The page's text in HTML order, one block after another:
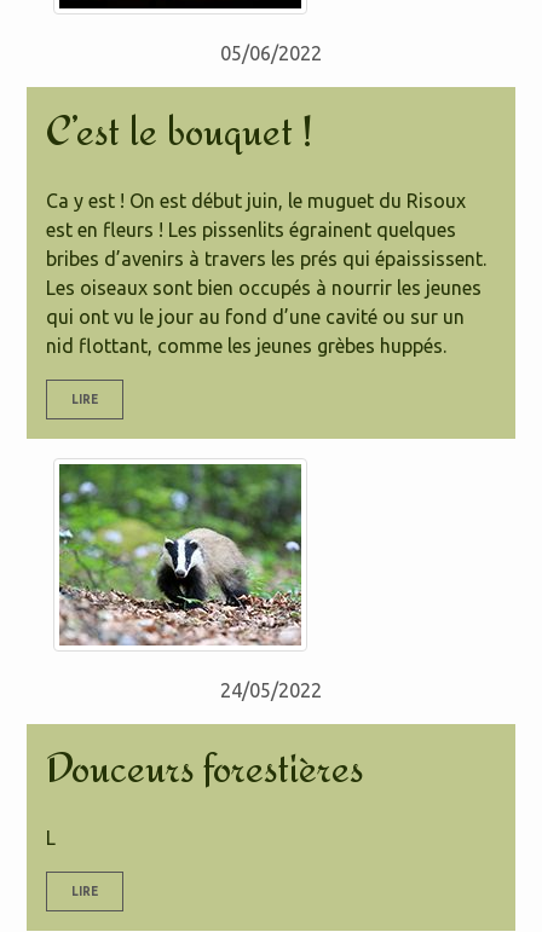
05/06/2022
C’est le bouquet !
Ca y est ! On est début juin, le muguet du Risoux
est en fleurs ! Les pissenlits égrainent quelques
bribes d’avenirs à travers les prés qui épaississent.
Les oiseaux sont bien occupés à nourrir les jeunes
qui ont vu le jour au fond d’une cavité ou sur un
nid flottant, comme les jeunes grèbes huppés.
LIRE
24/05/2022
Douceurs forestières
L
LIRE